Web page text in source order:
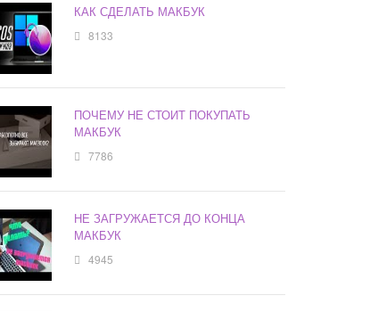
КАК СДЕЛАТЬ МАКБУК
8133
ПОЧЕМУ НЕ СТОИТ ПОКУПАТЬ
МАКБУК
7786
НЕ ЗАГРУЖАЕТСЯ ДО КОНЦА
МАКБУК
4945